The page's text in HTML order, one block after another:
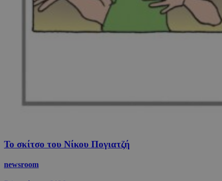
Το σκίτσο του Νίκου Πογιατζή
newsroom